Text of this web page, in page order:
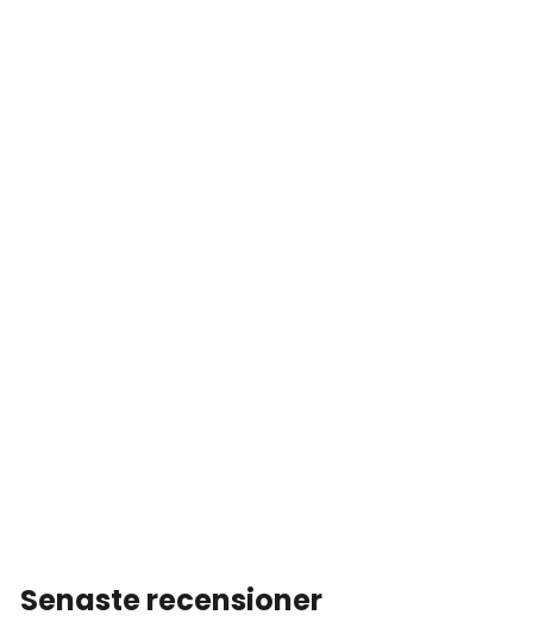
Senaste recensioner